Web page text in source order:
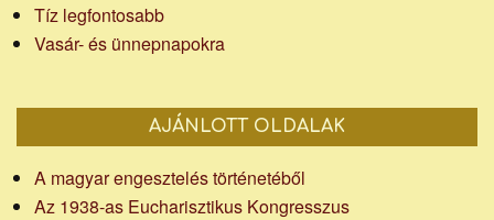
Tíz legfontosabb
Vasár- és ünnepnapokra
AJÁNLOTT OLDALAK
A magyar engesztelés történetéből
Az 1938-as Eucharisztikus Kongresszus